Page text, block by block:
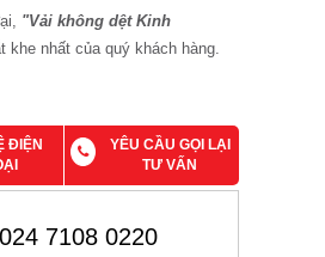
"Vải không dệt Kinh
nhất của quý khách hàng.
ĐIỆN
YÊU CẦU GỌI LẠI
TƯ VẤN
024 7108 0220